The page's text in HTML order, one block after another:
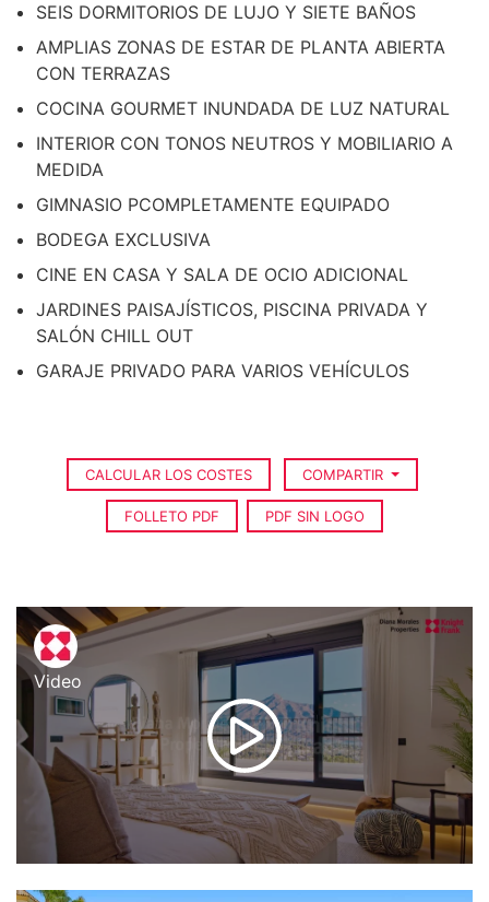
SEIS DORMITORIOS DE LUJO Y SIETE BAÑOS
AMPLIAS ZONAS DE ESTAR DE PLANTA ABIERTA
CON TERRAZAS
COCINA GOURMET INUNDADA DE LUZ NATURAL
INTERIOR CON TONOS NEUTROS Y MOBILIARIO A
MEDIDA
GIMNASIO PCOMPLETAMENTE EQUIPADO
BODEGA EXCLUSIVA
CINE EN CASA Y SALA DE OCIO ADICIONAL
JARDINES PAISAJÍSTICOS, PISCINA PRIVADA Y
SALÓN CHILL OUT
GARAJE PRIVADO PARA VARIOS VEHÍCULOS
CALCULAR LOS COSTES COMPARTIR
FOLLETO PDF PDF SIN LOGO
Video